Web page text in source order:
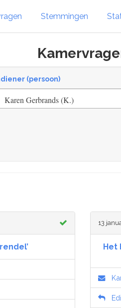
Stemmingen
(persoon)
Karen Gerbrands (K.)
13
Het